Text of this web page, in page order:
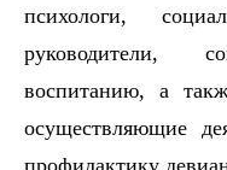
психологи,
руководители,
воспитанию, а
осуществляющие
профилактику